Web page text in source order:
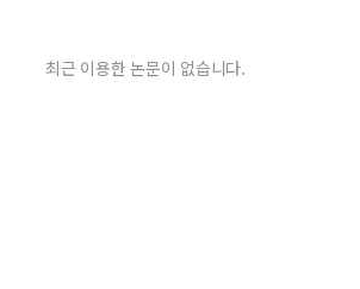
최근 이용한 논문이 없습니다.